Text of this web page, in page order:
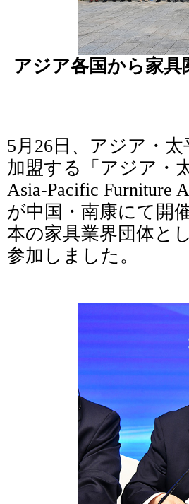
アジア各国から家
5月26日、アジア・
加盟する「アジア・
Asia-Pacific Furniture
が中国・南康にて開
本の家具業界団体と
参加しました。